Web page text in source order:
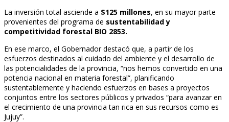
La inversión total asciende a $125 millones, en su mayor parte
provenientes del programa de sustentabilidad y
competitividad forestal BIO 2853.
En ese marco, el Gobernador destacó que, a partir de los
esfuerzos destinados al cuidado del ambiente y el desarrollo de
las potencialidades de la provincia, “nos hemos convertido en una
potencia nacional en materia forestal”, planificando
sustentablemente y haciendo esfuerzos en bases a proyectos
conjuntos entre los sectores públicos y privados “para avanzar en
el crecimiento de una provincia tan rica en sus recursos como es
Jujuy”.